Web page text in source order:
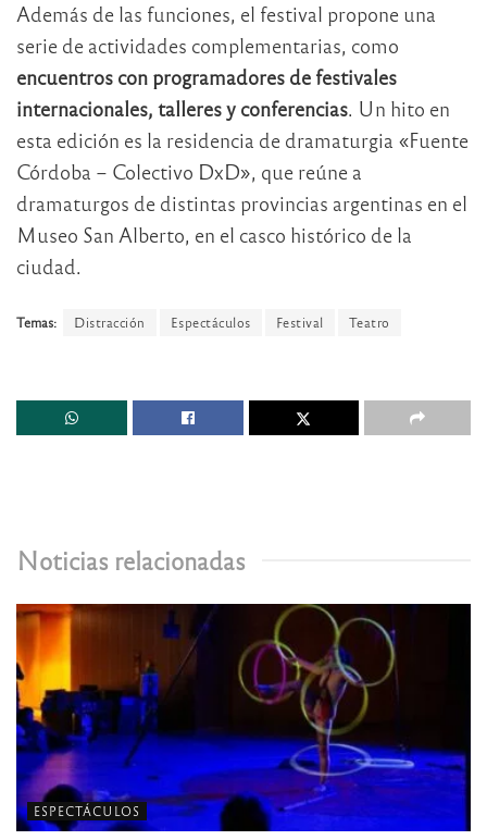
Además de las funciones, el festival propone una
serie de actividades complementarias, como
encuentros con programadores de festivales
internacionales, talleres y conferencias. Un hito en
esta edición es la residencia de dramaturgia «Fuente
Córdoba – Colectivo DxD», que reúne a
dramaturgos de distintas provincias argentinas en el
Museo San Alberto, en el casco histórico de la
ciudad.
Temas: Distracción Espectáculos Festival Teatro
Noticias relacionadas
ESPECTÁCULOS